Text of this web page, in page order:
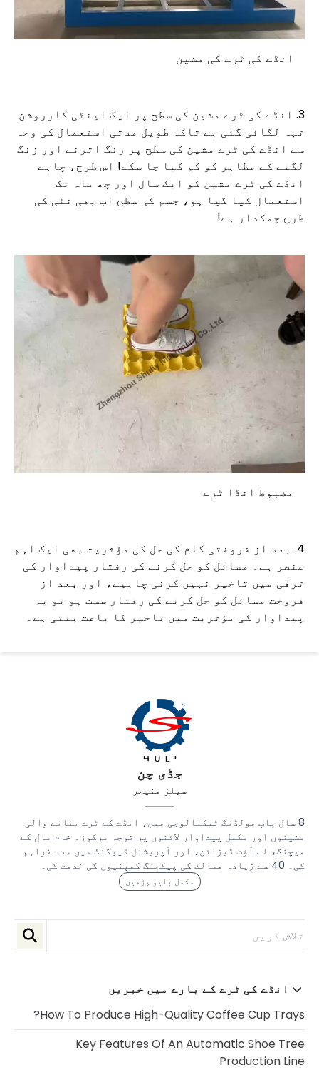
جڈی چن
سیلز منیجر
8 سال پاپ مولڈنگ ٹیکنالوجی میں، انڈے کے ٹرے بنانے والی
مشینوں اور مکمل پیداوار لائنوں پر توجہ مرکوز۔ خام مال کے
میچنگ، لے آؤٹ ڈیزائن، اور آپریشنل ڈیبگنگ میں مدد فراہم
کی۔ 40 سے زیادہ ممالک کی پیکجنگ کمپنیوں کی خدمت کی۔
مکمل بایو پڑھیں
انڈے کی ٹرے کے بارے میں خبریں
How To Produce High-Quality Coffee Cup Trays?
Key Features Of An Automatic Shoe Tree
Production Line
انڈے کی ٹرے کی مشین
3. انڈے کی ٹرے مشین کی سطح پر ایک اینٹی کارروشن
تہہ لگائی گئی ہے تاکہ طویل مدتی استعمال کی وجہ
سے انڈے کی ٹرے مشین کی سطح پر رنگ اترنے اور زنگ
لگنے کے مظاہر کو کم کیا جا سکے! اس طرح، چاہے
انڈے کی ٹرے مشین کو ایک سال اور چھ ماہ تک
استعمال کیا گیا ہو، جسم کی سطح اب بھی نئی کی
طرح چمکدار ہے!
مضبوط انڈا ٹرے
4. بعد از فروختی کام کی حل کی مؤثریت بھی ایک اہم
عنصر ہے۔ مسائل کو حل کرنے کی رفتار پیداوار کی
ترقی میں تاخیر نہیں کرنی چاہیے، اور بعد از
فروخت مسائل کو حل کرنے کی رفتار سست ہو تو یہ
پیداوار کی مؤثریت میں تاخیر کا باعث بنتی ہے۔